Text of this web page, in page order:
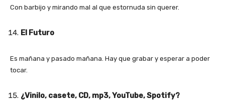
Con barbijo y mirando mal al que estornuda sin querer.
El Futuro
Es mañana y pasado mañana. Hay que grabar y esperar a poder
tocar.
¿Vinilo, casete, CD, mp3, YouTube, Spotify?